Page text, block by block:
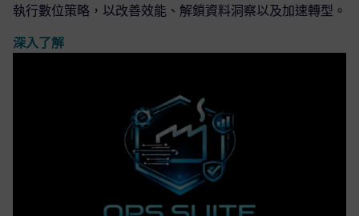
執行數位策略，以改善效能、解鎖資料洞察以及加速轉型。
深入了解